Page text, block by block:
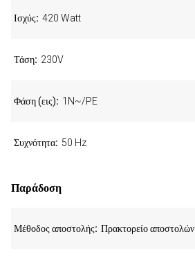
Ισχύς 420 Watt
Τάση 230V
Φάση (εις) 1N~/PE
Συχνότητα 50 Hz
Παράδοση
Μέθοδος αποστολής Πρακτορείο αποστολών